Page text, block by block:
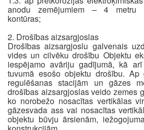
anodu zemējumiem – 4 metru
kontūras;
2. Drošības aizsargjoslas
Drošības aizsargjoslu galvenais
vides un cilvēku drošību Objektu
iespējamo avāriju gadījumā, kā
tuvumā esošo objektu drošību. Ap
regulēšanas stacijām un gāzes
drošības aizsargjoslas veido zemes
ko norobežo nosacītas vertikālas
gāzesvada ass vai nosacītas
objektu būvju ārsienām,